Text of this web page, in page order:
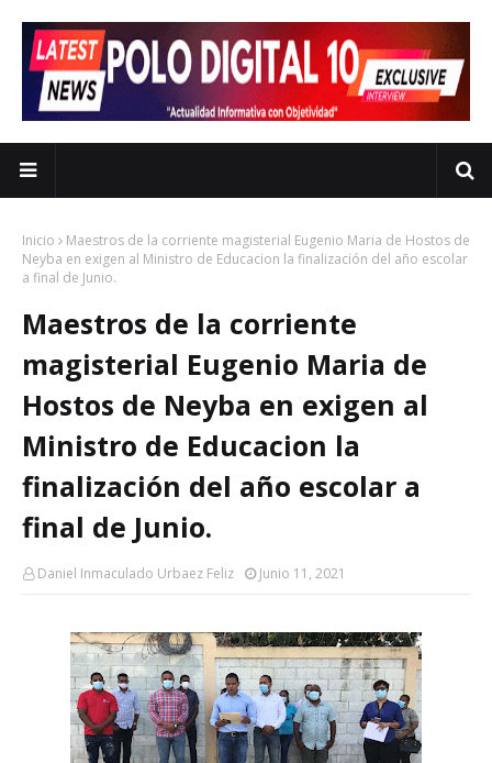
Inicio
Maestros de la corriente magisterial Eugenio Maria de Hostos de
Neyba en exigen al Ministro de Educacion la finalización del año escolar
a final de Junio.
Maestros de la corriente
magisterial Eugenio Maria de
Hostos de Neyba en exigen al
Ministro de Educacion la
finalización del año escolar a
final de Junio.
Daniel Inmaculado Urbaez Feliz Junio 11, 2021